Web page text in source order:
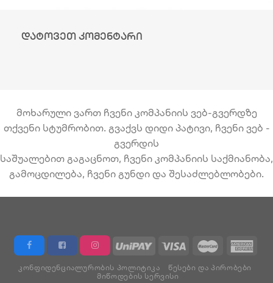
დატოვეთ კომენტარი
მოხარული ვართ ჩვენი კომპანიის ვებ-გვერდზე
თქვენი სტუმრობით. გვაქვს დიდი პატივი, ჩვენი ვებ -
გვერდის
საშუალებით გაგაცნოთ, ჩვენი კომპანიის საქმიანობა,
გამოცდილება, ჩვენი გუნდი და შესაძლებლობები.
ᲙᲝᲜᲤᲘᲓᲔᲜᲪᲘᲐᲚᲣᲠᲝᲑᲘᲡ ᲞᲝᲚᲘᲢᲘᲙᲐ
ᲬᲔᲡᲔᲑᲘ ᲓᲐ ᲞᲘᲠᲝᲑᲔᲑᲘ
ᲛᲘᲬᲝᲓᲔᲑᲘᲡ ᲡᲔᲠᲕᲘᲡᲘ